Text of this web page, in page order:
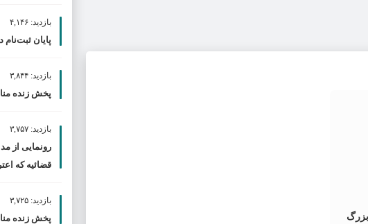
بازدید: ۴,۱۴۶
پایان
بازدید: ۳,۸۴۴
پخش زنده
بازدید: ۳,۷۵۷
رونمایی از
قضائیه که
بازدید: ۳,۷۲۵
پخش زنده